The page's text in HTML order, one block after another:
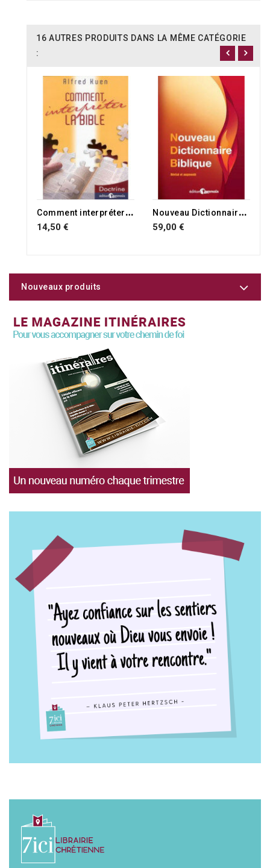
16 AUTRES PRODUITS DANS LA MÊME CATÉGORIE
:
C
omment interpréter la Bible
14,50 €
RUPTURE DE STOCK N
ouveau Dictionnaire Biblique
59,00 €
Nouveaux produits